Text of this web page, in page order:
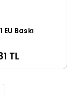
Sepete Ekle
EU Baskı
TL